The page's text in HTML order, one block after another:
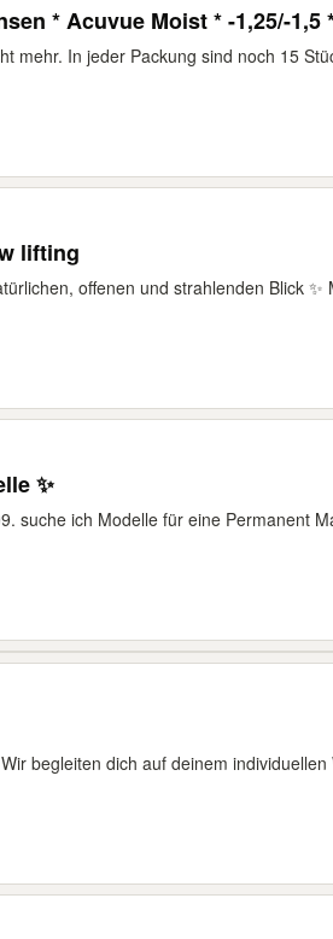
* Acuvue Moist * -1,25/-1,5
mehr. In jeder Packung sind noch 15
lifting
offenen und strahlenden Blick ✨
✨
suche ich Modelle für eine Permanent
begleiten dich auf deinem